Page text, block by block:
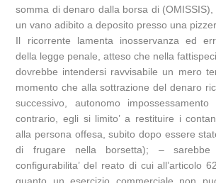
somma di denaro dalla borsa di
un vano adibito a deposito presso una
Il ricorrente lamenta inosservanza ed
della legge penale, atteso che nella
dovrebbe intendersi ravvisabile un mero
momento che alla sottrazione del denaro
successivo, autonomo
contrario, egli si limito’ a restituire i
alla persona offesa, subito dopo essere
di frugare nella borsetta); –
configurabilita’ del reato di cui all’articolo